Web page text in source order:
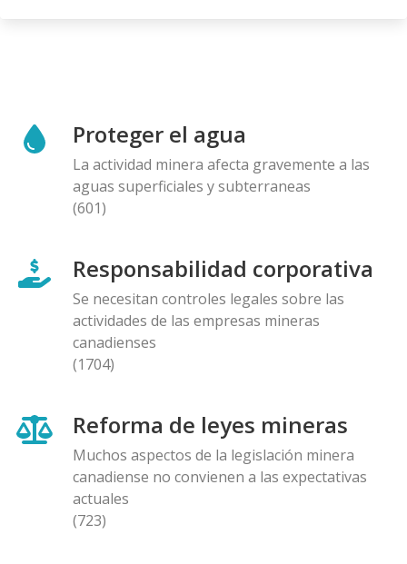
Proteger el agua
La actividad minera afecta gravemente a las
aguas superficiales y subterraneas
(601)
Responsabilidad corporativa
Se necesitan controles legales sobre las
actividades de las empresas mineras
canadienses
(1704)
Reforma de leyes mineras
Muchos aspectos de la legislación minera
canadiense no convienen a las expectativas
actuales
(723)